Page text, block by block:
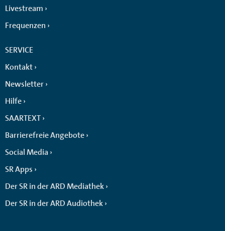
Livestream
Frequenzen
SERVICE
Kontakt
Newsletter
Hilfe
SAARTEXT
Barrierefreie Angebote
Social Media
SR Apps
Der SR in der ARD Mediathek
Der SR in der ARD Audiothek